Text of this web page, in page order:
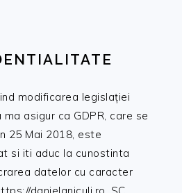
modificarea legislației
ma asigur ca GDPR, care se
25 Mai 2018, este
si iti aduc la cunostinta
datelor cu caracter